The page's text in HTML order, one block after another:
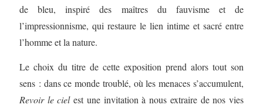
de bleu, inspiré des maîtres du fauvisme et de
l’impressionnisme, qui restaure le lien intime et sacré entre
l’homme et la nature.
Le choix du titre de cette exposition prend alors tout son
sens : dans ce monde troublé, où les menaces s’accumulent,
Revoir le cielest une invitation à nous extraire de nos vies